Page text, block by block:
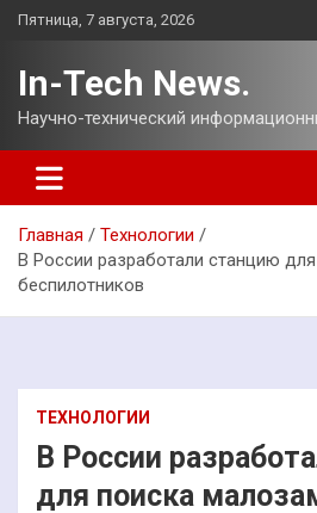
Перейти
Пятница, 7 августа, 2026
In-Tech News.
Научно-технический
Главная
Технологии
В России разработали станцию
беспилотников
ТЕХНОЛОГИИ
В России
для поиска